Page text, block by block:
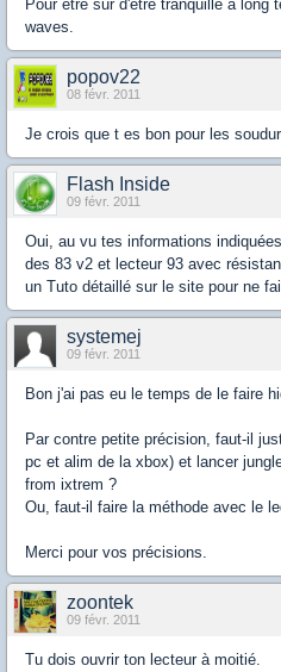
Pour être sur d'être tranquille à long
waves.
popov22
08 févr. 2011
Je crois que t es bon pour les
Flash Inside
09 févr. 2011
Oui, au vu tes informations
des 83 v2 et lecteur 93 avec
un Tuto détaillé sur le site pour ne
systemej
09 févr. 2011
Bon j'ai pas eu le temps de le faire
Par contre petite précision, faut-il
pc et alim de la xbox) et lancer
from ixtrem ?
Ou, faut-il faire la méthode avec le
Merci pour vos précisions.
zoontek
09 févr. 2011
Tu dois ouvrir ton lecteur à moitié.